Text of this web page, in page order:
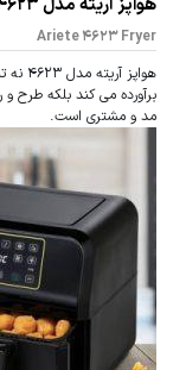
Ariete 4623 Fryer
برآورده می کند بلکه طرح
مد و مشتری است.